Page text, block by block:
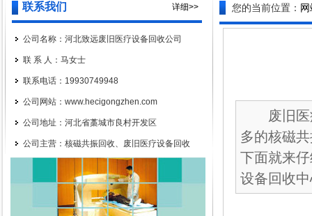
详细>>
联系我们
公司名称：河北致远废旧医疗设备回收公司
联 系 人：马女士
联系电话：19930749948
公司网站：www.hecigongzhen.com
公司地址：河北省藁城市良村开发区
公司主营：核磁共振回收、废旧医疗设备回收
您的当前位置：
废旧医疗
多的核磁
下面就来
设备回收